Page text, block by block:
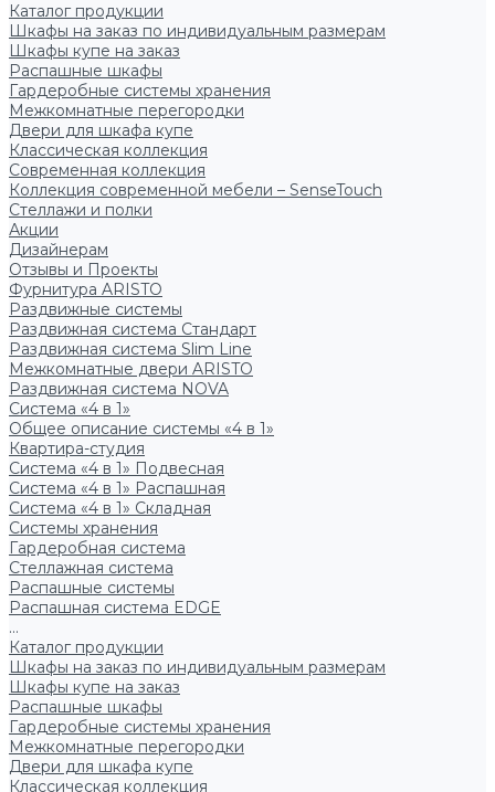
Каталог продукции
Шкафы на заказ по индивидуальным размерам
Шкафы купе на заказ
Распашные шкафы
Гардеробные системы хранения
Межкомнатные перегородки
Двери для шкафа купе
Классическая коллекция
Современная коллекция
Коллекция современной мебели – SenseTouch
Стеллажи и полки
Акции
Дизайнерам
Отзывы и Проекты
Фурнитура ARISTO
Раздвижные системы
Раздвижная система Стандарт
Раздвижная система Slim Line
Межкомнатные двери ARISTO
Раздвижная система NOVA
Система «4 в 1»
Общее описание системы «4 в 1»
Квартира-студия
Система «4 в 1» Подвесная
Система «4 в 1» Распашная
Система «4 в 1» Складная
Системы хранения
Гардеробная система
Стеллажная система
Распашные системы
Распашная система EDGE
...
Каталог продукции
Шкафы на заказ по индивидуальным размерам
Шкафы купе на заказ
Распашные шкафы
Гардеробные системы хранения
Межкомнатные перегородки
Двери для шкафа купе
Классическая коллекция